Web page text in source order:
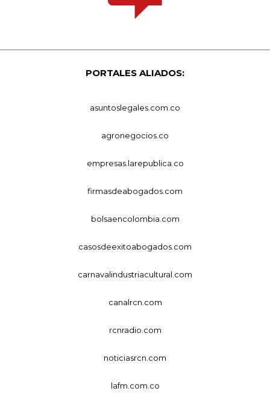
PORTALES ALIADOS:
asuntoslegales.com.co
agronegocios.co
empresas.larepublica.co
firmasdeabogados.com
bolsaencolombia.com
casosdeexitoabogados.com
carnavalindustriacultural.com
canalrcn.com
rcnradio.com
noticiasrcn.com
lafm.com.co